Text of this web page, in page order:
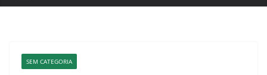
SEM CATEGORIA